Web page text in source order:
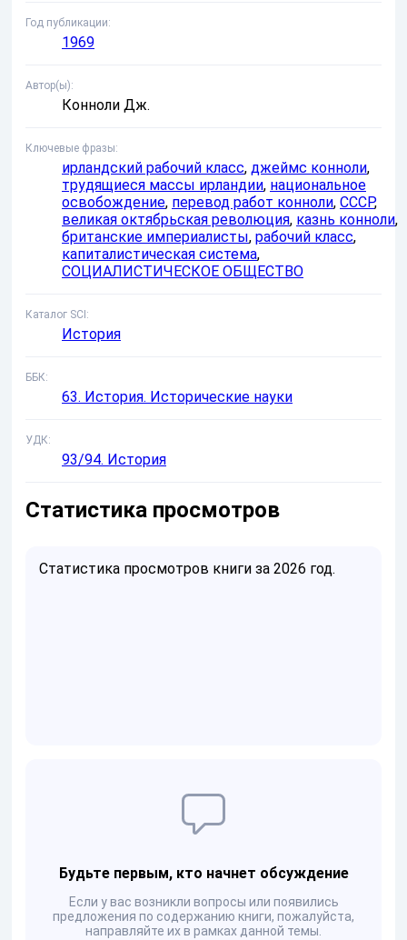
Год публикации
1969
Автор(ы)
Конноли Дж.
Ключевые фразы
ирландский рабочий класс, джеймс конноли,
трудящиеся массы ирландии, национальное
освобождение, перевод работ конноли, СССР,
великая октябрьская революция, казнь конноли,
британские империалисты, рабочий класс,
капиталистическая система,
СОЦИАЛИСТИЧЕСКОЕ ОБЩЕСТВО
Каталог SCI
История
ББК
63. История. Исторические науки
УДК
93/94. История
Статистика просмотров
Статистика просмотров книги за 2026 год.
Будьте первым, кто начнет обсуждение
Если у вас возникли вопросы или появились
предложения по содержанию книги, пожалуйста,
направляйте их в рамках данной темы.